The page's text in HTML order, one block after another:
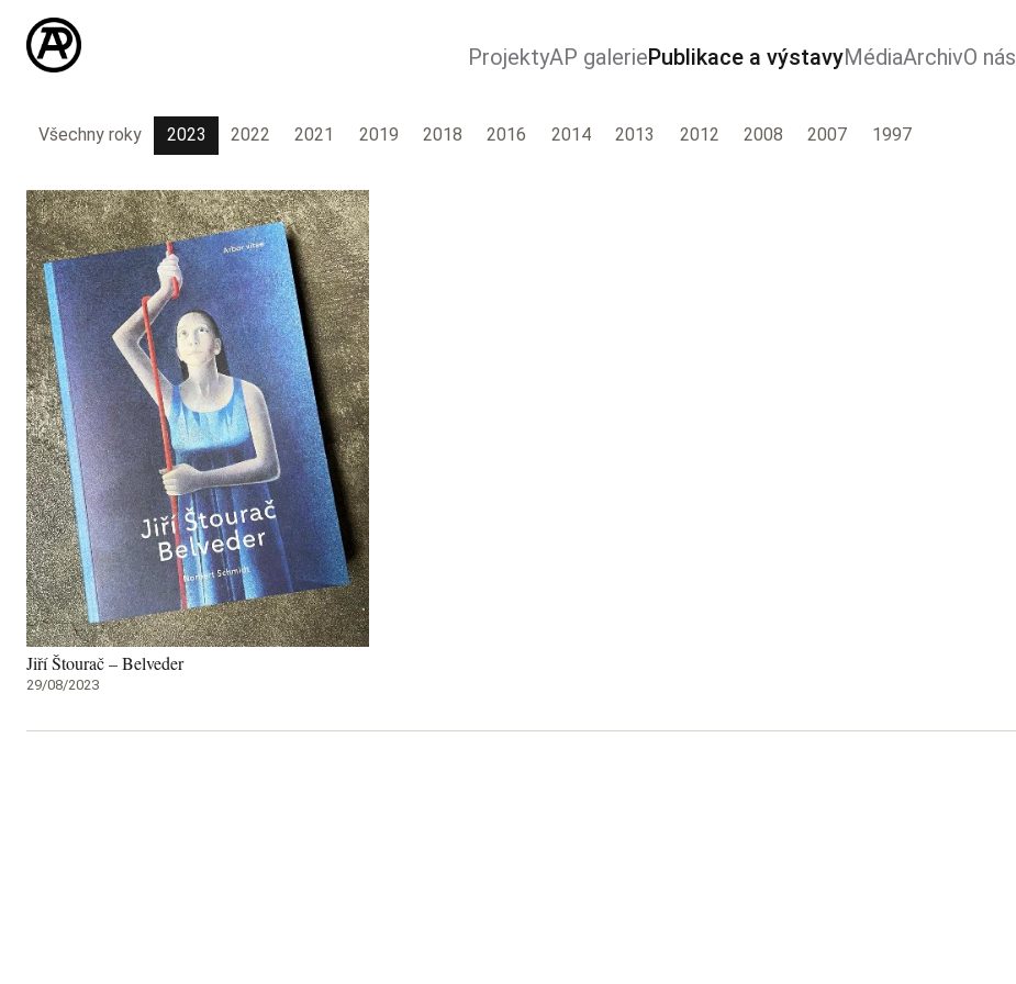
ProjektyAP galeriePublikace a výstavyMédiaArchivO nás
Všechny roky 2023 2022 2021 2019 2018 2016 2014 2013 2012 2008 2007 1997
Jiří Štourač – Belveder
29/08/2023